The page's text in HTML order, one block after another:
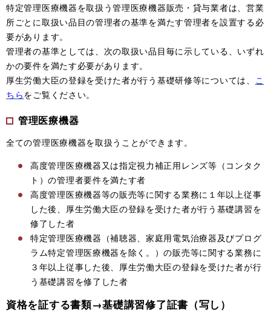
特定管理医療機器を取扱う管理医療機器販売・貸与業者は、営業
所ごとに取扱い品目の管理者の基準を満たす管理者を設置する必
要があります。
管理者の基準としては、次の取扱い品目毎に示している、いずれ
かの要件を満たす必要があります。
厚生労働大臣の登録を受けた者が行う基礎研修等については、
こ
ちらをご覧ください。
管理医療機器
全ての管理医療機器を取扱うことができます。
高度管理医療機器又は指定視力補正用レンズ等（コンタク
ト）の管理者要件を満たす者
高度管理医療機器等の販売等に関する業務に１年以上従事
した後、厚生労働大臣の登録を受けた者が行う基礎講習を
修了した者
特定管理医療機器（補聴器、家庭用電気治療器及びプログ
ラム特定管理医療機器を除く。）の販売等に関する業務に
３年以上従事した後、厚生労働大臣の登録を受けた者が行
う基礎講習を修了した者
資格を証する書類→基礎講習修了証書（写し）